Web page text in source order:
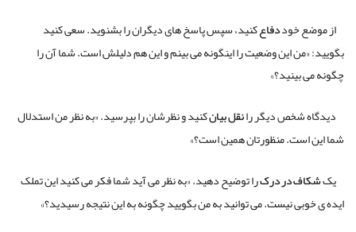
از موضع خوددفاعکنید، سپس پاسخ های دیگران را بشنوید. سعی کنید
بگویید: «من این وضعیت را اینگونه می بینم و این هم دلیلش است. شما آن را
چگونه می بینید؟»
دیدگاه شخص دیگر رانقل بیانکنید و نظرشان را بپرسید. «به نظر من استدلال
شما این است. منظورتان همین است؟»
یکشکاف در درکرا توضیح دهید. «به نظر می آید شما فکر می کنید این تملک
ایده ی خوبی نیست. می توانید به من بگویید چگونه به این نتیجه رسیدید؟»